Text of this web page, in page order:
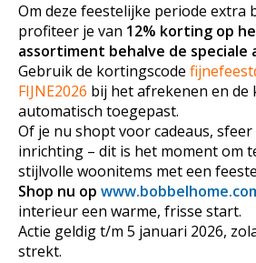
Om deze feestelijke periode extra
profiteer je van 12% korting op
assortiment behalve de speciale
Gebruik de kortingscode
FIJNE2026 bij het afrekenen en
automatisch toegepast.
Of je nu shopt voor cadeaus,
inrichting – dit is het moment om
stijlvolle woonitems met een
Shop nu op
interieur een warme, frisse start.
Actie geldig t/m 5 januari 2026,
strekt.